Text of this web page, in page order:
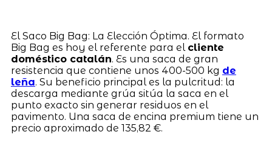
El Saco Big Bag: La Elección Óptima. El formato
Big Bag es hoy el referente para el cliente
doméstico catalán. Es una saca de gran
resistencia que contiene unos 400-500 kg de
leña. Su beneficio principal es la pulcritud: la
descarga mediante grúa sitúa la saca en el
punto exacto sin generar residuos en el
pavimento. Una saca de encina premium tiene un
precio aproximado de 135,82 €.